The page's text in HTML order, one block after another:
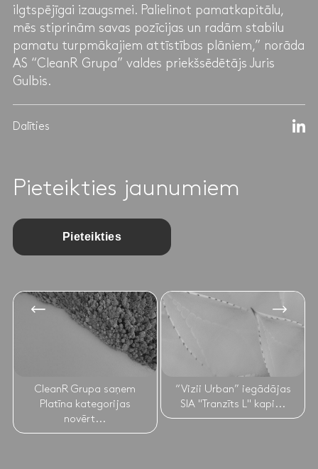
ilgtspējīgai izaugsmei. Palielinot pamatkapitālu,
mēs stiprinām savas pozīcijas un radām stabilu
pamatu turpmākajiem attīstības plāniem,” norāda
AS “CleanR Grupa” valdes priekšsēdētājs Juris
Gulbis.
Dalīties
Pieteikties jaunumiem
Pieteikties
CleanR Grupa saņem
Platīna kategorijas
novērt...
“Vizii Urban” iegādājas
SIA "Tranzīts L" kapi...